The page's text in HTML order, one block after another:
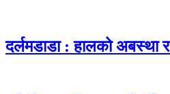
दर्लमडाडा : हालको अबस्था